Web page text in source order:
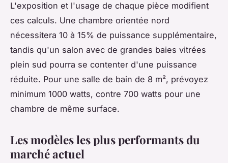
L'exposition et l'usage de chaque pièce modifient
ces calculs. Une chambre orientée nord
nécessitera 10 à 15% de puissance supplémentaire,
tandis qu'un salon avec de grandes baies vitrées
plein sud pourra se contenter d'une puissance
réduite. Pour une salle de bain de 8 m², prévoyez
minimum 1000 watts, contre 700 watts pour une
chambre de même surface.
Les modèles les plus performants du
marché actuel